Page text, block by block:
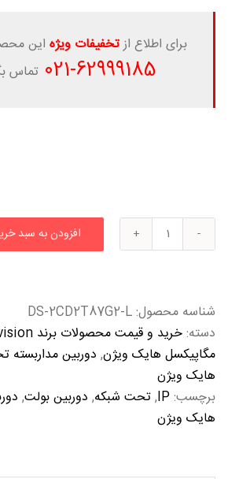
برای اطلاع ازتخفیفات ویژه این
62999185
-021 تماس
دوربین
ویژن
مدل
DS-
2CD2T87G2-
L
عدد
افزودن به سبد
شناسه محصول:DS-2CD2T87G2-L
دسته:خرید و قیمت محصولات برند hikvision
مگاپیکسل هایک ویژن,
هایک ویژن
برچسب:IP
,تحت شبکه, دوربین بولت,
هایک ویژن